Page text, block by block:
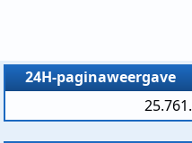
24H-paginaweergave
25.761.